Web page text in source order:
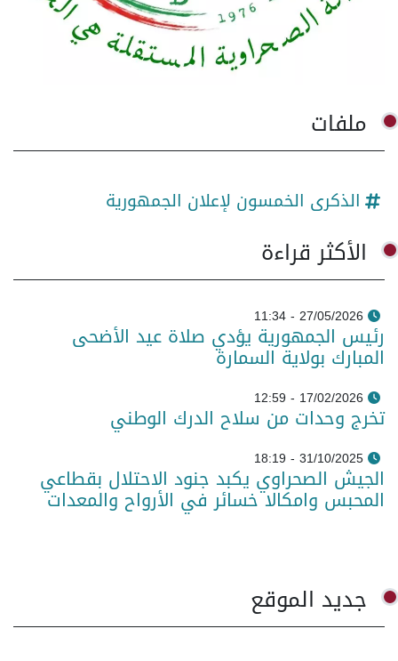
ملفات
الذكرى الخمسون لإعلان الجمهورية
الأكثر قراءة
27/05/2026 - 11:34
رئيس الجمهورية يؤدي صلاة عيد الأضحى
المبارك بولاية السمارة
17/02/2026 - 12:59
تخرج وحدات من سلاح الدرك الوطني
31/10/2025 - 18:19
الجيش الصحراوي يكبد جنود الاحتلال بقطاعي
المحبس وامكالا خسائر في الأرواح والمعدات
جديد الموقع